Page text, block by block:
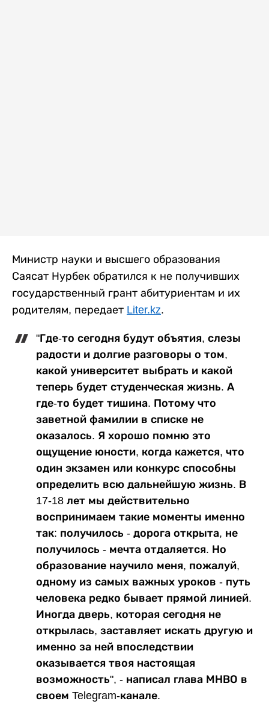
Министр науки и высшего образования
Саясат Нурбек обратился к не получивших
государственный грант абитуриентам и их
родителям, передает Liter.kz.
"Где-то сегодня будут объятия, слезы
радости и долгие разговоры о том,
какой университет выбрать и какой
теперь будет студенческая жизнь. А
где-то будет тишина. Потому что
заветной фамилии в списке не
оказалось. Я хорошо помню это
ощущение юности, когда кажется, что
один экзамен или конкурс способны
определить всю дальнейшую жизнь. В
17-18 лет мы действительно
воспринимаем такие моменты именно
так: получилось - дорога открыта, не
получилось - мечта отдаляется. Но
образование научило меня, пожалуй,
одному из самых важных уроков - путь
человека редко бывает прямой линией.
Иногда дверь, которая сегодня не
открылась, заставляет искать другую и
именно за ней впоследствии
оказывается твоя настоящая
возможность", - написал глава МНВО в
своем Telegram-канале.